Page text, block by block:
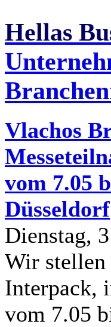
Hellas
Vlachos
vom 7.05
Düsseldorf
Dienstag,
Wir stellen
Interpack,
vom 7.05